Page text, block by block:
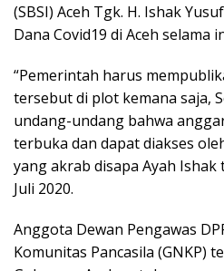
(SBSI) Aceh Tgk. H. Ishak
Dana Covid19 di Aceh selama
“Pemerintah harus
tersebut di plot kemana saja,
undang-undang bahwa
terbuka dan dapat diakses
yang akrab disapa Ayah
Juli 2020.
Anggota Dewan Pengawas
Komunitas Pancasila (GNKP)